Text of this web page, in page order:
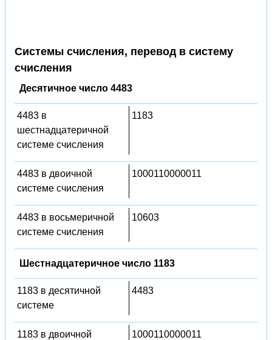
Системы счисления, перевод в систему
счисления
Десятичное число 4483
4483 в
шестнадцатеричной
системе счисления
1183
4483 в двоичной
системе счисления
1000110000011
4483 в восьмеричной
системе счисления
10603
Шестнадцатеричное число 1183
1183 в десятичной
системе
4483
1183 в двоичной
1000110000011